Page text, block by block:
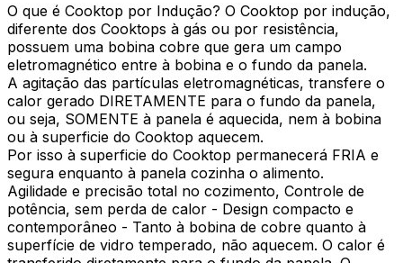
O que é Cooktop por Indução? O Cooktop por indução,
diferente dos Cooktops à gás ou por resistência,
possuem uma bobina cobre que gera um campo
eletromagnético entre à bobina e o fundo da panela.
A agitação das partículas eletromagnéticas, transfere o
calor gerado DIRETAMENTE para o fundo da panela,
ou seja, SOMENTE à panela é aquecida, nem à bobina
ou à superficie do Cooktop aquecem.
Por isso à superficie do Cooktop permanecerá FRIA e
segura enquanto à panela cozinha o alimento.
Agilidade e precisão total no cozimento, Controle de
potência, sem perda de calor - Design compacto e
contemporâneo - Tanto à bobina de cobre quanto à
superfície de vidro temperado, não aquecem. O calor é